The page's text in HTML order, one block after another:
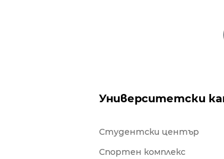
Университетски
Студентски център
Спортен комплекс